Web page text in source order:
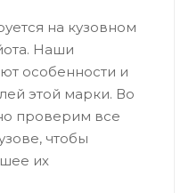
на кузовном
Наши
особенности и
этой марки. Во
проверим все
чтобы
их